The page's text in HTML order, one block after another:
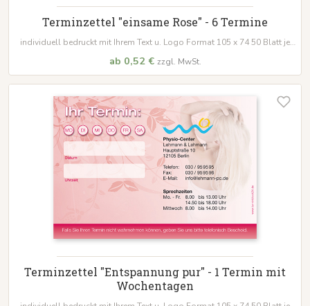
Terminzettel "einsame Rose" - 6 Termine
individuell bedruckt mit Ihrem Text u. Logo Format 105 x 74 50 Blatt je
ab 0,52 € zzgl. MwSt.
Terminzettel "Entspannung pur" - 1 Termin mit
Wochentagen